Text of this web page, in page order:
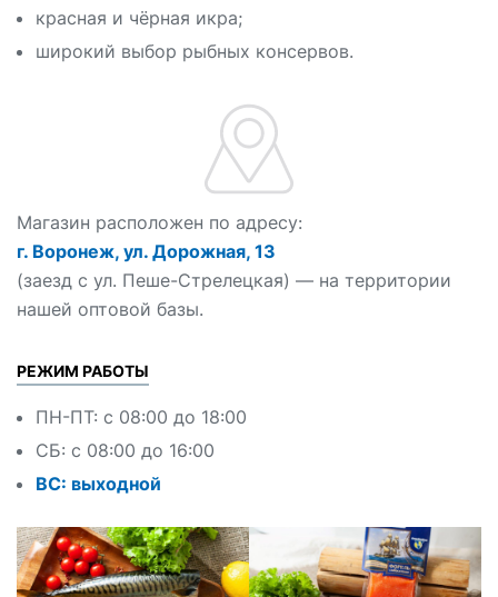
красная и чёрная икра;
широкий выбор рыбных консервов.
Магазин расположен по адресу:
г. Воронеж, ул. Дорожная, 13
(заезд с ул. Пеше-Стрелецкая) — на территории
нашей оптовой базы.
РЕЖИМ РАБОТЫ
ПН-ПТ: с 08:00 до 18:00
СБ: с 08:00 до 16:00
ВС: выходной